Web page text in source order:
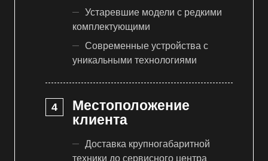
Устаревшие модели с редкими
комплектующими
Современные устройства с
уникальными технологиями
Местоположение
клиента
Доставка крупногабаритной
техники до сервисного центра